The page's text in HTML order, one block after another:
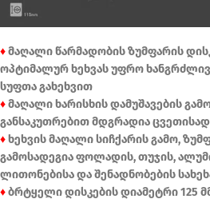
♦მაღალი წარმადობის ზუმფარის
ოპტიმალურ ხეხვას უფრო
სუფთა გახეხვით
♦მაღალი ხარისხის დამუშავების
განსაკუთრებით მდგრადია
♦ხეხვის მაღალი სიჩქარის გამო,
გამოსადეგია ფოლადის, თუჯის,
ლითონებისა და შენადნობების
♦ბრტყელი დისკების დიამეტრი 125